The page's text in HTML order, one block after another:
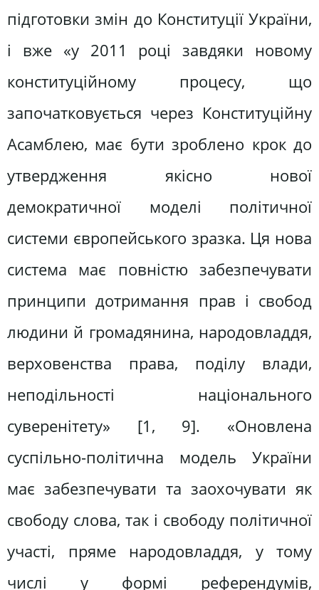
підготовки змін до Конституції України,
і вже «у 2011 році завдяки новому
конституційному процесу, що
започатковується через Конституційну
Асамблею, має бути зроблено крок до
утвердження якісно нової
демократичної моделі політичної
системи європейського зразка. Ця нова
система має повністю забезпечувати
принципи дотримання прав і свобод
людини й громадянина, народовладдя,
верховенства права, поділу влади,
неподільності національного
суверенітету» [1, 9]. «Оновлена
суспільно-політична модель України
має забезпечувати та заохочувати як
свободу слова, так і свободу політичної
участі, пряме народовладдя, у тому
числі у формі референдумів,